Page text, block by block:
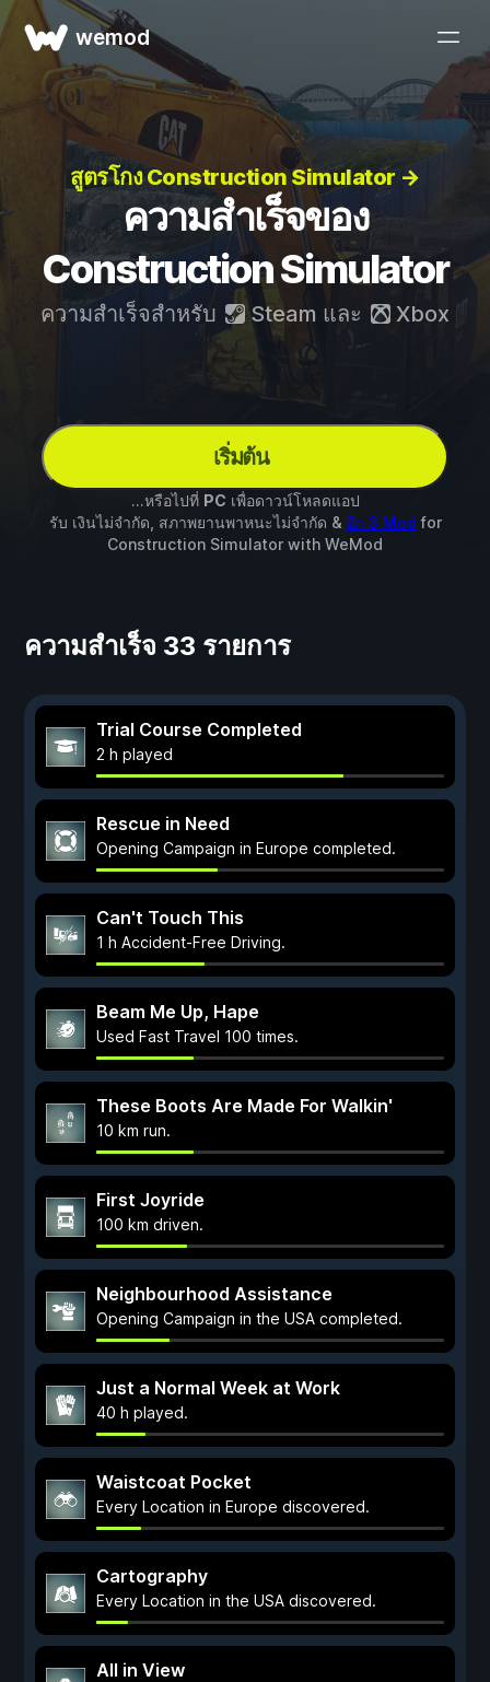
wemod
สูตรโกง Construction Simulator →
ความสำเร็จของ
Construction Simulator
ความสำเร็จสำหรับ Steam และ Xbox
เริ่มต้น
...หรือไปที่ PC เพื่อดาวน์โหลดแอป
รับ เงินไม่จำกัด, สภาพยานพาหนะไม่จำกัด & อีก 3 Mod for
Construction Simulator with WeMod
ความสำเร็จ 33 รายการ
Trial Course Completed
2 h played
Rescue in Need
Opening Campaign in Europe completed.
Can't Touch This
1 h Accident-Free Driving.
Beam Me Up, Hape
Used Fast Travel 100 times.
These Boots Are Made For Walkin'
10 km run.
First Joyride
100 km driven.
Neighbourhood Assistance
Opening Campaign in the USA completed.
Just a Normal Week at Work
40 h played.
Waistcoat Pocket
Every Location in Europe discovered.
Cartography
Every Location in the USA discovered.
All in View